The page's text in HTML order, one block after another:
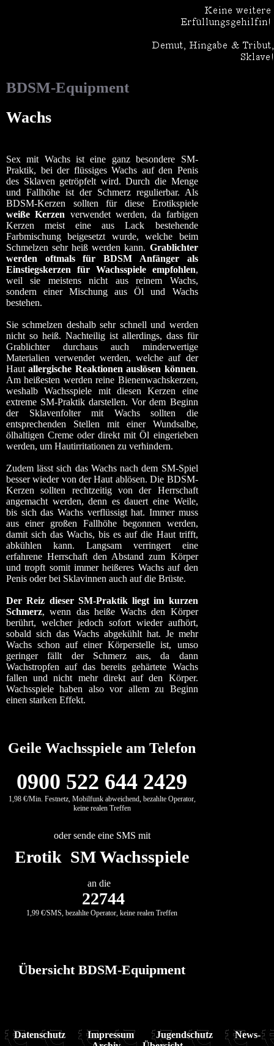
BDSM-Equipment
Wachs
Sex mit Wachs ist eine ganz besondere SM-
Praktik, bei der flüssiges Wachs auf den Penis
des Sklaven getröpfelt wird. Durch die Menge
und Fallhöhe ist der Schmerz regulierbar. Als
BDSM-Kerzen sollten für diese Erotikspiele
weiße Kerzen verwendet werden, da farbigen
Kerzen meist eine aus Lack bestehende
Farbmischung beigesetzt wurde, welche beim
Schmelzen sehr heiß werden kann. Grablichter
werden oftmals für BDSM Anfänger als
Einstiegskerzen für Wachsspiele empfohlen,
weil sie meistens nicht aus reinem Wachs,
sondern einer Mischung aus Öl und Wachs
bestehen.
Sie schmelzen deshalb sehr schnell und werden
nicht so heiß. Nachteilig ist allerdings, dass für
Grablichter durchaus auch minderwertige
Materialien verwendet werden, welche auf der
Hautallergische Reaktionen auslösen können.
Am heißesten werden reine Bienenwachskerzen,
weshalb Wachsspiele mit diesen Kerzen eine
extreme SM-Praktik darstellen. Vor dem Beginn
der Sklavenfolter mit Wachs sollten die
entsprechenden Stellen mit einer Wundsalbe,
ölhaltigen Creme oder direkt mit Öl eingerieben
werden, um Hautirritationen zu verhindern.
Zudem lässt sich das Wachs nach dem SM-Spiel
besser wieder von der Haut ablösen. Die BDSM-
Kerzen sollten rechtzeitig von der Herrschaft
angemacht werden, denn es dauert eine Weile,
bis sich das Wachs verflüssigt hat. Immer muss
aus einer großen Fallhöhe begonnen werden,
damit sich das Wachs, bis es auf die Haut trifft,
abkühlen kann. Langsam verringert eine
erfahrene Herrschaft den Abstand zum Körper
und tropft somit immer heißeres Wachs auf den
Penis oder bei Sklavinnen auch auf die Brüste.
Der Reiz dieser SM-Praktik liegt im kurzen
Schmerz, wenn das heiße Wachs den Körper
berührt, welcher jedoch sofort wieder aufhört,
sobald sich das Wachs abgekühlt hat. Je mehr
Wachs schon auf einer Körperstelle ist, umso
geringer fällt der Schmerz aus, da dann
Wachstropfen auf das bereits gehärtete Wachs
fallen und nicht mehr direkt auf den Körper.
Wachsspiele haben also vor allem zu Beginn
einen starken Effekt.
Geile Wachsspiele am Telefon
0900 522 644 2429
1,98 €/Min. Festnetz, Mobilfunk abweichend, bezahlte Operator,
keine realen Treffen
oder sende eine SMS mit
Erotik SM Wachsspiele
an die
22744
1,99 €/SMS, bezahlte Operator, keine realen Treffen
Übersicht BDSM-Equipment
Datenschutz Impressum Jugendschutz
News-